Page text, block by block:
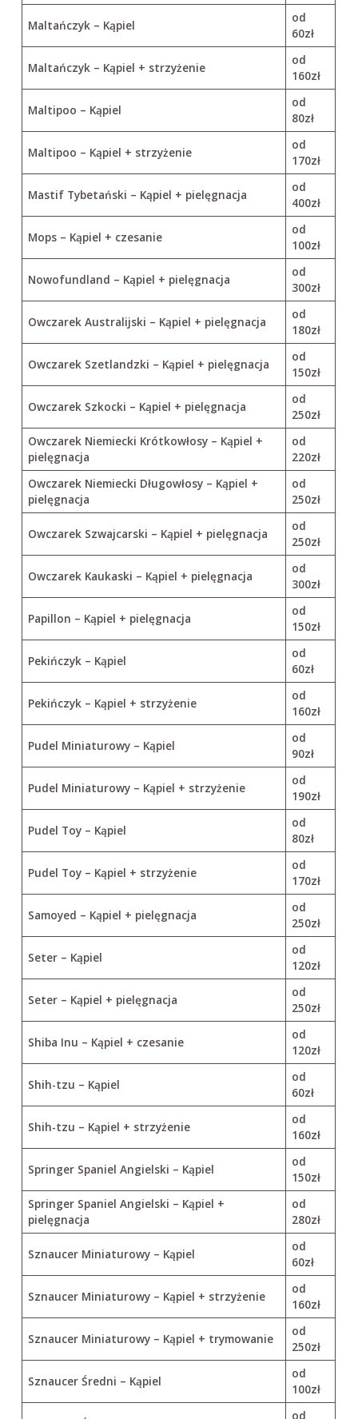
Maltańczyk – Kąpiel
od
60zł
Maltańczyk – Kąpiel + strzyżenie
od
160zł
Maltipoo – Kąpiel
od
80zł
Maltipoo – Kąpiel + strzyżenie
od
170zł
Mastif Tybetański – Kąpiel + pielęgnacja
od
400zł
Mops – Kąpiel + czesanie
od
100zł
Nowofundland – Kąpiel + pielęgnacja
od
300zł
Owczarek Australijski – Kąpiel + pielęgnacja
od
180zł
Owczarek Szetlandzki – Kąpiel + pielęgnacja
od
150zł
Owczarek Szkocki – Kąpiel + pielęgnacja
od
250zł
Owczarek Niemiecki Krótkowłosy – Kąpiel +
pielęgnacja
od
220zł
Owczarek Niemiecki Długowłosy – Kąpiel +
pielęgnacja
od
250zł
Owczarek Szwajcarski – Kąpiel + pielęgnacja
od
250zł
Owczarek Kaukaski – Kąpiel + pielęgnacja
od
300zł
Papillon – Kąpiel + pielęgnacja
od
150zł
Pekińczyk – Kąpiel
od
60zł
Pekińczyk – Kąpiel + strzyżenie
od
160zł
Pudel Miniaturowy – Kąpiel
od
90zł
Pudel Miniaturowy – Kąpiel + strzyżenie
od
190zł
Pudel Toy – Kąpiel
od
80zł
Pudel Toy – Kąpiel + strzyżenie
od
170zł
Samoyed – Kąpiel + pielęgnacja
od
250zł
Seter – Kąpiel
od
120zł
Seter – Kąpiel + pielęgnacja
od
250zł
Shiba Inu – Kąpiel + czesanie
od
120zł
Shih-tzu – Kąpiel
od
60zł
Shih-tzu – Kąpiel + strzyżenie
od
160zł
Springer Spaniel Angielski – Kąpiel
od
150zł
Springer Spaniel Angielski – Kąpiel +
pielęgnacja
od
280zł
Sznaucer Miniaturowy – Kąpiel
od
60zł
Sznaucer Miniaturowy – Kąpiel + strzyżenie
od
160zł
Sznaucer Miniaturowy – Kąpiel + trymowanie
od
250zł
Sznaucer Średni – Kąpiel
od
100zł
od